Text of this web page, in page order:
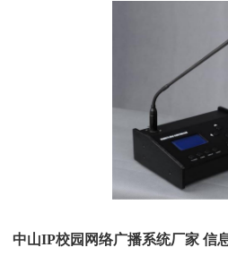
中山IP校园网络广播系统厂家 信